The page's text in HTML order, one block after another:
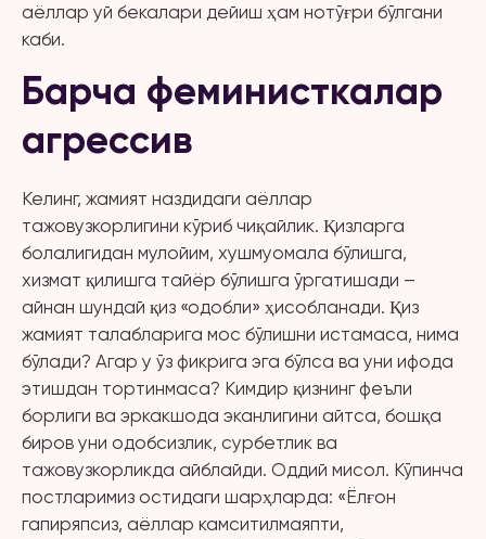
аёллар уй бекалари дейиш ҳам нотўғри бўлгани
каби.
Барча феминисткалар
агрессив
Келинг, жамият наздидаги аёллар
тажовузкорлигини кўриб чиқайлик. Қизларга
болалигидан мулойим, хушмуомала бўлишга,
хизмат қилишга тайёр бўлишга ўргатишади –
айнан шундай қиз «одобли» ҳисобланади. Қиз
жамият талабларига мос бўлишни истамаса, нима
бўлади? Агар у ўз фикрига эга бўлса ва уни ифода
этишдан тортинмаса? Кимдир қизнинг феъли
борлиги ва эркакшода эканлигини айтса, бошқа
биров уни одобсизлик, сурбетлик ва
тажовузкорликда айблайди. Оддий мисол. Кўпинча
постларимиз остидаги шарҳларда: «Ёлғон
гапиряпсиз, аёллар камситилмаяпти,